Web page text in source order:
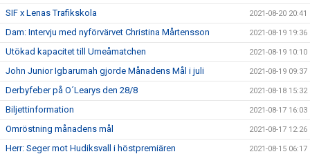
SIF x Lenas Trafikskola 2021-08-20 20:41
Dam: Intervju med nyförvärvet Christina Mårtensson 2021-08-19 19:36
Utökad kapacitet till Umeåmatchen 2021-08-19 10:10
John Junior Igbarumah gjorde Månadens Mål i juli 2021-08-19 09:37
Derbyfeber på O´Learys den 28/8 2021-08-18 15:32
Biljettinformation 2021-08-17 16:03
Omröstning månadens mål 2021-08-17 12:26
Herr: Seger mot Hudiksvall i höstpremiären 2021-08-15 06:17